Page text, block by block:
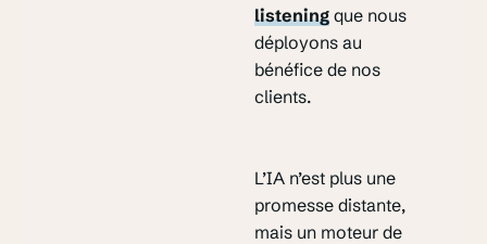
listeningque nous
déployons au
bénéfice de nos
clients.
L’IA n’est plus une
promesse distante,
mais un moteur de